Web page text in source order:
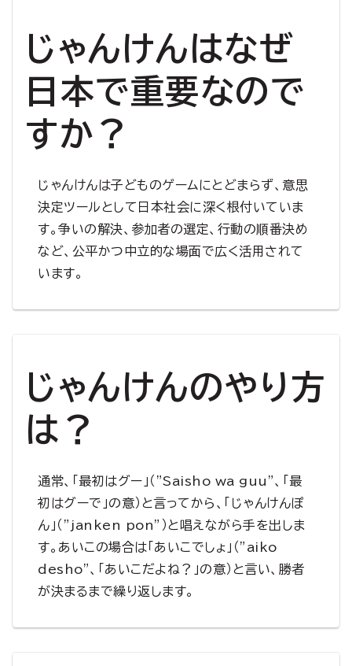
じゃんけんはなぜ
日本で重要なので
すか？
じゃんけんは子どものゲームにとどまらず、意思
決定ツールとして日本社会に深く根付いていま
す。争いの解決、参加者の選定、行動の順番決め
など、公平かつ中立的な場面で広く活用されて
います。
じゃんけんのやり方
は？
通常、「最初はグー」（”Saisho wa guu”、「最
初はグーで」の意）と言ってから、「じゃんけんぽ
ん」（”janken pon”）と唱えながら手を出しま
す。あいこの場合は「あいこでしょ」（”aiko
desho”、「あいこだよね？」の意）と言い、勝者
が決まるまで繰り返します。